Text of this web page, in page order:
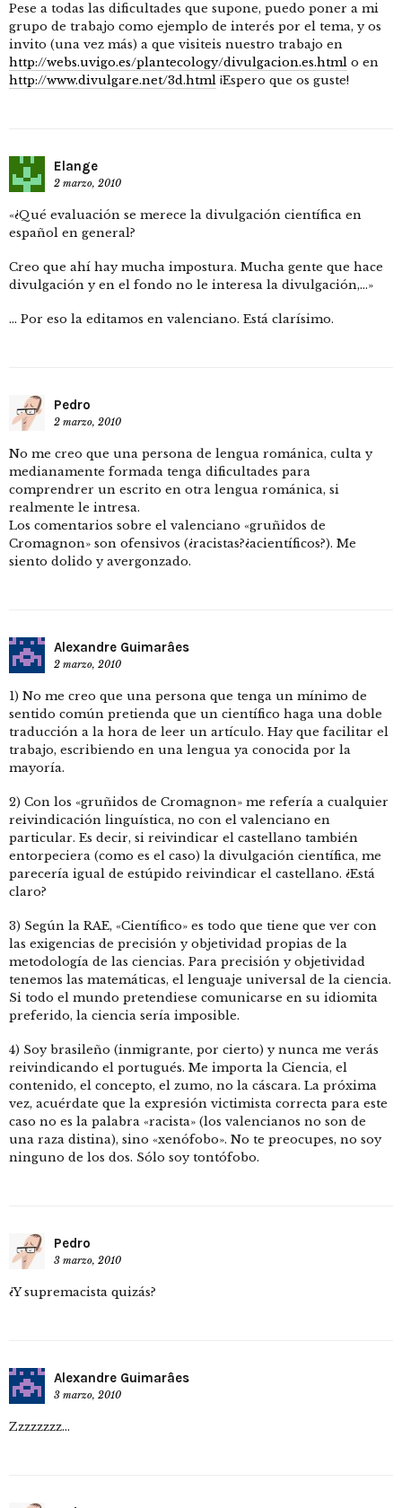
Pese a todas las dificultades que supone, puedo poner a mi
grupo de trabajo como ejemplo de interés por el tema, y os
invito (una vez más) a que visiteis nuestro trabajo en
http://webs.uvigo.es/plantecology/divulgacion.es.html o en
http://www.divulgare.net/3d.html ¡Espero que os guste!
Elange
2 marzo, 2010
«¿Qué evaluación se merece la divulgación científica en
español en general?
Creo que ahí hay mucha impostura. Mucha gente que hace
divulgación y en el fondo no le interesa la divulgación,…»
… Por eso la editamos en valenciano. Está clarísimo.
Pedro
2 marzo, 2010
No me creo que una persona de lengua románica, culta y
medianamente formada tenga dificultades para
comprendrer un escrito en otra lengua románica, si
realmente le intresa.
Los comentarios sobre el valenciano «gruñidos de
Cromagnon» son ofensivos (¿racistas?¿acientíficos?). Me
siento dolido y avergonzado.
Alexandre Guimarâes
2 marzo, 2010
1) No me creo que una persona que tenga un mínimo de
sentido común pretienda que un científico haga una doble
traducción a la hora de leer un artículo. Hay que facilitar el
trabajo, escribiendo en una lengua ya conocida por la
mayoría.
2) Con los «gruñidos de Cromagnon» me refería a cualquier
reivindicación linguística, no con el valenciano en
particular. Es decir, si reivindicar el castellano también
entorpeciera (como es el caso) la divulgación científica, me
parecería igual de estúpido reivindicar el castellano. ¿Está
claro?
3) Según la RAE, «Científico» es todo que tiene que ver con
las exigencias de precisión y objetividad propias de la
metodología de las ciencias. Para precisión y objetividad
tenemos las matemáticas, el lenguaje universal de la ciencia.
Si todo el mundo pretendiese comunicarse en su idiomita
preferido, la ciencia sería imposible.
4) Soy brasileño (inmigrante, por cierto) y nunca me verás
reivindicando el portugués. Me importa la Ciencia, el
contenido, el concepto, el zumo, no la cáscara. La próxima
vez, acuérdate que la expresión victimista correcta para este
caso no es la palabra «racista» (los valencianos no son de
una raza distina), sino «xenófobo». No te preocupes, no soy
ninguno de los dos. Sólo soy tontófobo.
Pedro
3 marzo, 2010
¿Y supremacista quizás?
Alexandre Guimarâes
3 marzo, 2010
Zzzzzzzz…